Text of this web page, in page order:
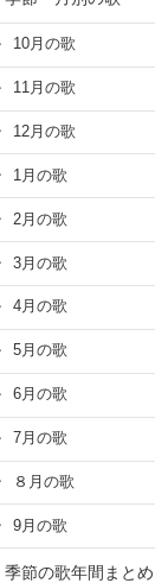
10月の歌
11月の歌
12月の歌
1月の歌
2月の歌
3月の歌
4月の歌
5月の歌
6月の歌
7月の歌
８月の歌
9月の歌
季節の歌年間まとめ